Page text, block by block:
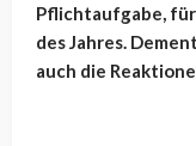
Pflichtaufgabe,
des Jahres.
auch die